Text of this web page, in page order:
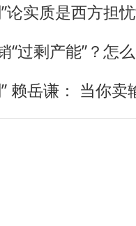
实质是西方担
“过剩产能”？怎
赖岳谦： 当你